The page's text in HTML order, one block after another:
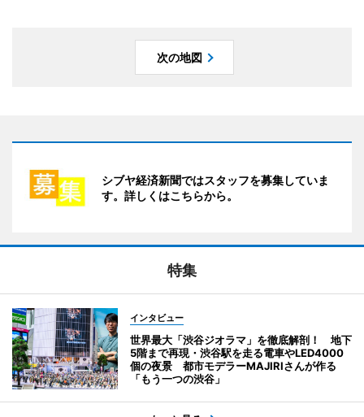
次の地図
シブヤ経済新聞ではスタッフを募集していま
す。詳しくはこちらから。
特集
インタビュー
世界最大「渋谷ジオラマ」を徹底解剖！ 地下
5階まで再現・渋谷駅を走る電車やLED4000
個の夜景 都市モデラーMAJIRIさんが作る
「もう一つの渋谷」